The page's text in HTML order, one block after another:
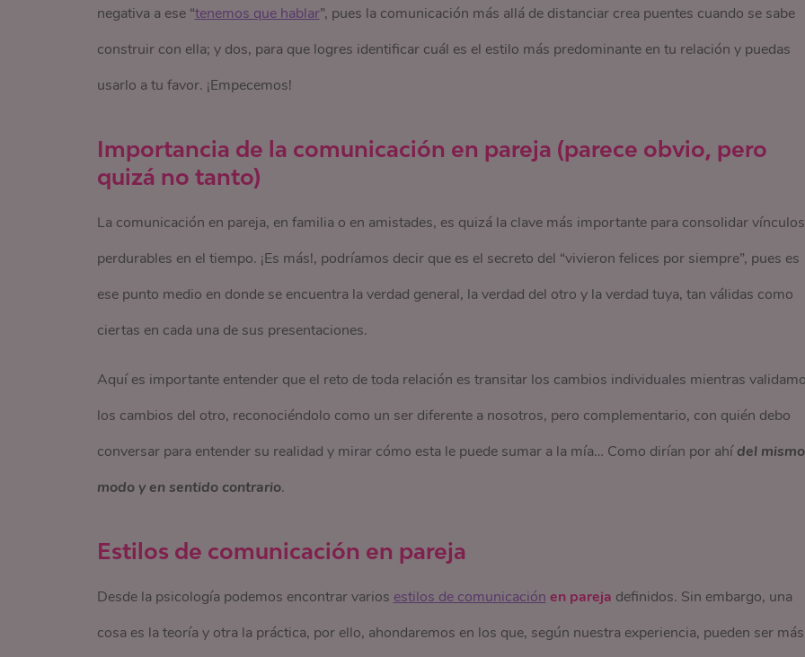
negativa a ese “tenemos que hablar”, pues la comunicación más allá de distanciar crea puentes cuando se sabe
construir con ella; y dos, para que logres identificar cuál es el estilo más predominante en tu relación y puedas
usarlo a tu favor. ¡Empecemos!
Importancia de la comunicación en pareja (parece obvio, pero
quizá no tanto)
La comunicación en pareja, en familia o en amistades, es quizá la clave más importante para consolidar vínculos
perdurables en el tiempo. ¡Es más!, podríamos decir que es el secreto del “vivieron felices por siempre”, pues es
ese punto medio en donde se encuentra la verdad general, la verdad del otro y la verdad tuya, tan válidas como
ciertas en cada una de sus presentaciones.
Aquí es importante entender que el reto de toda relación es transitar los cambios individuales mientras
los cambios del otro, reconociéndolo como un ser diferente a nosotros, pero complementario, con quién debo
conversar para entender su realidad y mirar cómo esta le puede sumar a la mía… Como dirían por ahídel mismo
modo y en sentido contrario.
Estilos de comunicación en pareja
Desde la psicología podemos encontrar varios estilos de comunicación en pareja definidos. Sin embargo, una
cosa es la teoría y otra la práctica, por ello, ahondaremos en los que, según nuestra experiencia, pueden ser más